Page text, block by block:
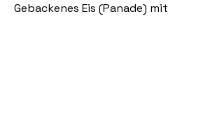
Gebackenes Eis (Panade) mit